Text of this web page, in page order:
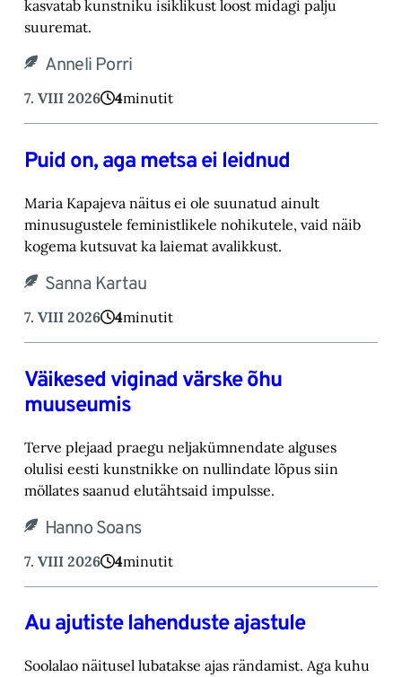
kasvatab kunstniku isiklikust loost midagi palju
suuremat.‎
Anneli Porri
7. VIII 2026 4minutit
Puid on, aga metsa ei leidnud
Maria Kapajeva näitus ei ole suunatud ainult
minusugustele feministlikele nohikutele, vaid ‎näib
kogema kutsuvat ka laiemat avalikkust.‎
Sanna Kartau
7. VIII 2026 4minutit
Väikesed viginad värske õhu
muuseumis
Terve plejaad praegu neljakümnendate alguses
olulisi eesti kunstnikke on nullindate lõpus ‎siin
möllates saanud elutähtsaid impulsse.‎
Hanno Soans
7. VIII 2026 4minutit
Au ajutiste lahenduste ajastule
Soolalao näitusel lubatakse ajas rändamist. Aga kuhu